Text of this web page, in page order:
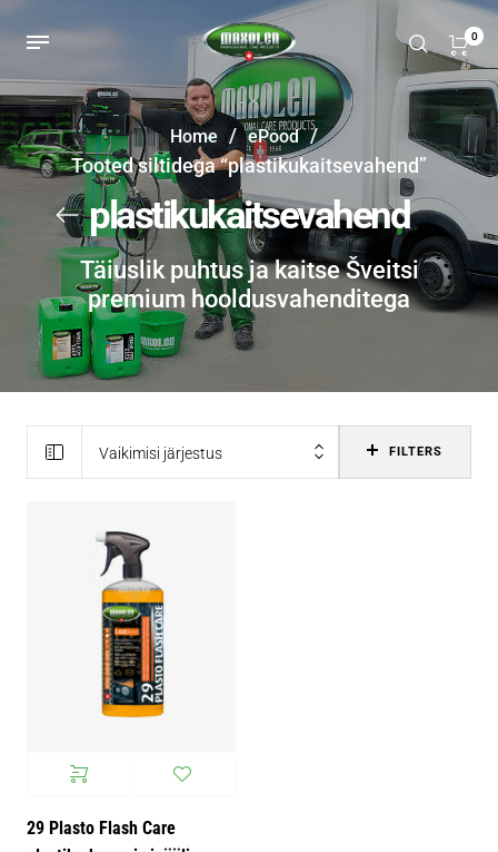
0
Home / ePood /
Tooted siltidega “plastikukaitsevahend”
plastikukaitsevahend
Täiuslik puhtus ja kaitse Šveitsi
premium hooldusvahenditega
Vaikimisi järjestus FILTERS
29 Plasto Flash Care